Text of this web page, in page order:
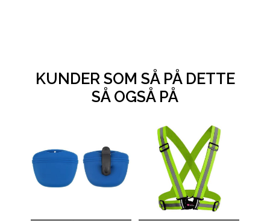
KUNDER SOM SÅ PÅ DETTE
SÅ OGSÅ PÅ